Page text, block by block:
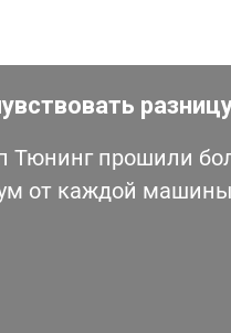
прошили
от каждой